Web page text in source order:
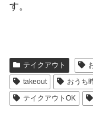
す。
テイクアウト
takeout
おうち
テイクアウトOK